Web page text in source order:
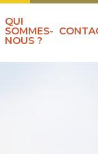
QUI
SOMMES-
NOUS ?